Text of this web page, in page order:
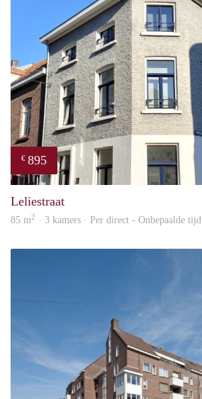
€ 895
Leliestraat
85 m2 · 3 kamers · Per direct - Onbepaalde tijd